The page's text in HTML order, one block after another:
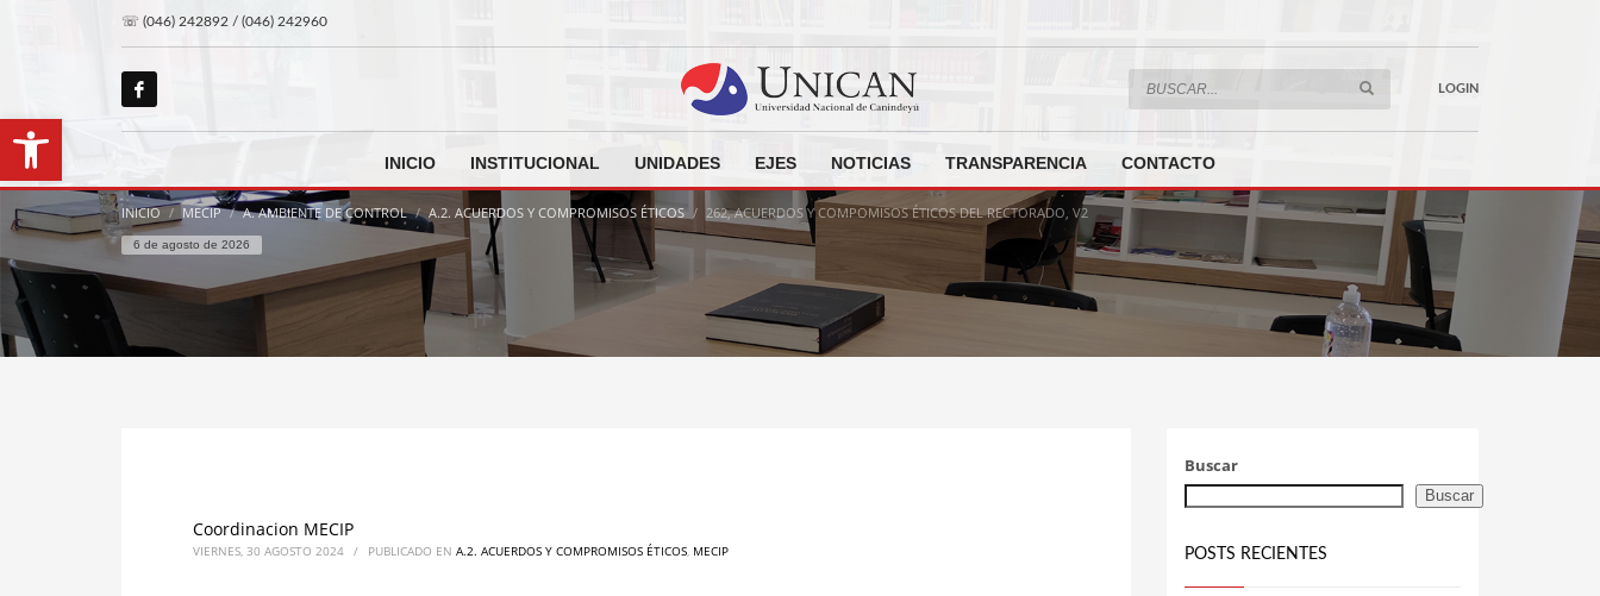
Abrir barra de herramientas
☏ (046) 242892 / (046) 242960
LOGIN
INICIO INSTITUCIONAL UNIDADES EJES NOTICIAS TRANSPARENCIA CONTACTO
INICIO MECIP A. AMBIENTE DE CONTROL A.2. ACUERDOS Y COMPROMISOS ÉTICOS 262, ACUERDOS Y COMPOMISOS ÉTICOS DEL RECTORADO, V2
6 de agosto de 2026
Coordinacion MECIP
VIERNES, 30 AGOSTO 2024 / PUBLICADO EN A.2. ACUERDOS Y COMPROMISOS ÉTICOS, MECIP
Buscar
Buscar
POSTS RECIENTES